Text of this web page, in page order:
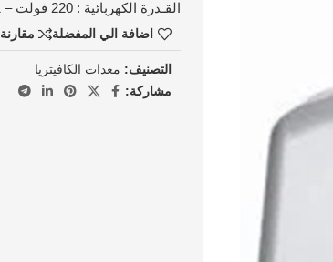
القـدرة الكهربائية : 220 فولت – 1 فاز
اضافة الي المفضلة مقارنة
التصنيف: معدات الكافيتريا
مشاركة: